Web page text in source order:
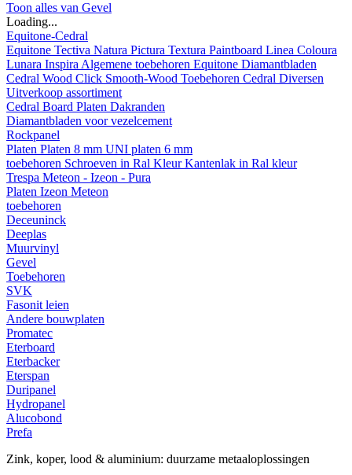
Toon alles van Gevel
Loading...
Equitone-Cedral
Equitone Tectiva Natura Pictura Textura Paintboard Linea Coloura
Lunara Inspira Algemene toebehoren Equitone Diamantbladen
Cedral Wood Click Smooth-Wood Toebehoren Cedral Diversen
Uitverkoop assortiment
Cedral Board Platen Dakranden
Diamantbladen voor vezelcement
Rockpanel
Platen Platen 8 mm UNI platen 6 mm
toebehoren Schroeven in Ral KleurKantenlak in Ral kleur
Trespa Meteon - Izeon - Pura
Platen Izeon Meteon
toebehoren
Deceuninck
Deeplas
Muurvinyl
Gevel
Toebehoren
SVK
Fasonit leien
Andere bouwplaten
Promatec
Eterboard
Eterbacker
Eterspan
Duripanel
Hydropanel
Alucobond
Prefa
Zink, koper, lood & aluminium: duurzame metaaloplossingen